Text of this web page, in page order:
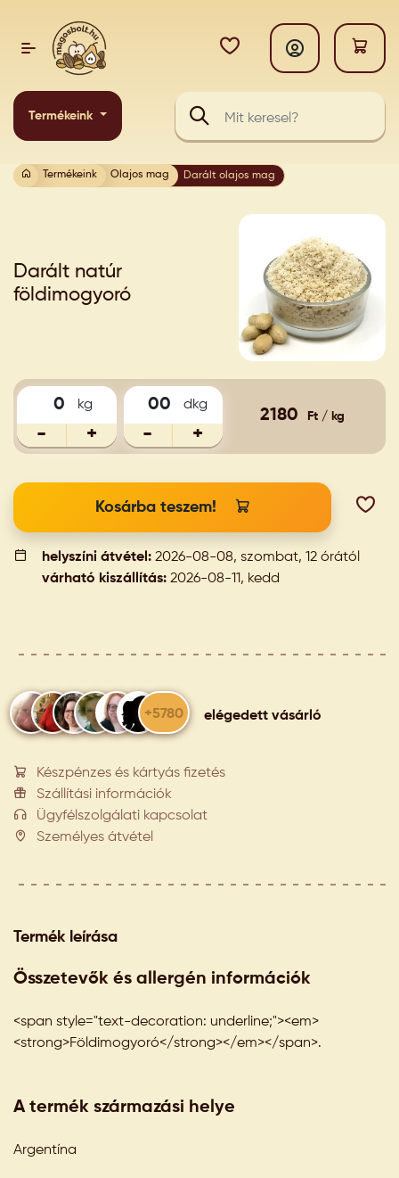
Termékeink
Termékeink Olajos mag Darált olajos mag
Darált natúr
földimogyoró
kg
- +
dkg
- +
2180 Ft / kg
Kosárba teszem!
helyszíni átvétel: 2026-08-08, szombat, 12 órától
várható kiszállítás: 2026-08-11, kedd
+5780 elégedett vásárló
Készpénzes és kártyás fizetés
Szállítási információk
Ügyfélszolgálati kapcsolat
Személyes átvétel
Termék leírása
Összetevők és allergén információk
<span style="text-decoration: underline;"><em>
<strong>Földimogyoró</strong></em></span>.
A termék származási helye
Argentína